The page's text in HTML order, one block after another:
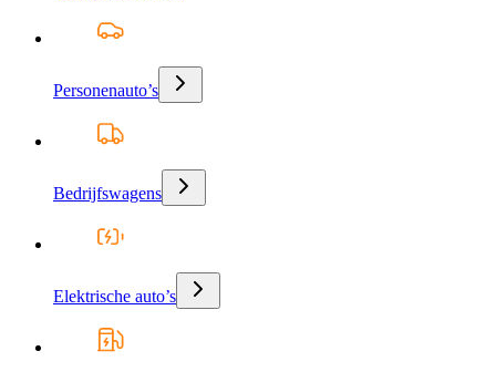
Personenauto’s
Bedrijfswagens
Elektrische auto’s